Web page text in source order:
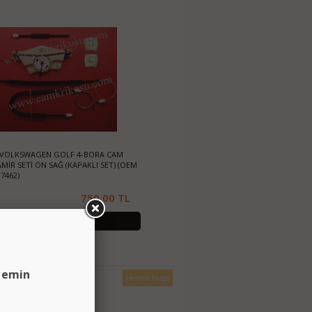
GOLF 4-BORA CAM
SETİ ÖN SAĞ (KAPAKLI SET) (OEM
750.00 TL
Hemen Kargo